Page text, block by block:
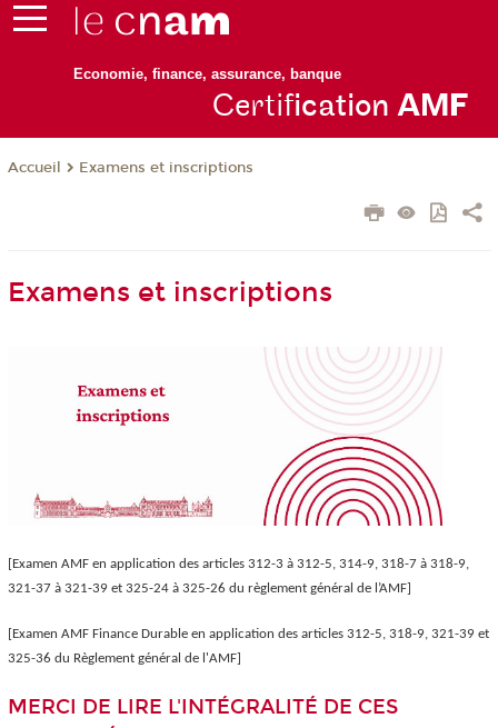
Economie, finance, assurance, banque
Certification AMF
Accueil Examens et inscriptions
Examens et inscriptions
[Examen AMF en application des articles 312-3 à 312-5, 314-9, 318-7 à 318-9,
321-37 à 321-39 et 325-24 à 325-26 du règlement général de l’AMF]
[Examen AMF Finance Durable en application des articles 312-5, 318-9, 321-39 et
325-36 du Règlement général de l'AMF]
MERCI DE LIRE L'INTÉGRALITÉ DE CES